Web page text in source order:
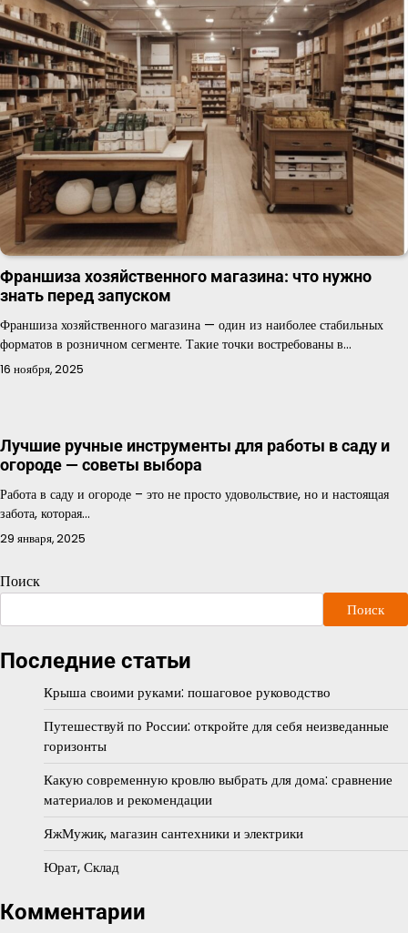
Франшиза хозяйственного магазина: что нужно
знать перед запуском
Франшиза хозяйственного магазина — один из наиболее стабильных
форматов в розничном сегменте. Такие точки востребованы в…
16 ноября, 2025
Лучшие ручные инструменты для работы в саду и
огороде — советы выбора
Работа в саду и огороде – это не просто удовольствие, но и настоящая
забота, которая…
29 января, 2025
Поиск
Поиск
Последние статьи
Крыша своими руками: пошаговое руководство
Путешествуй по России: откройте для себя неизведанные
горизонты
Какую современную кровлю выбрать для дома: сравнение
материалов и рекомендации
ЯжМужик, магазин сантехники и электрики
Юрат, Склад
Комментарии